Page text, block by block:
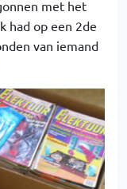
met het
had op een 2de
van iemand